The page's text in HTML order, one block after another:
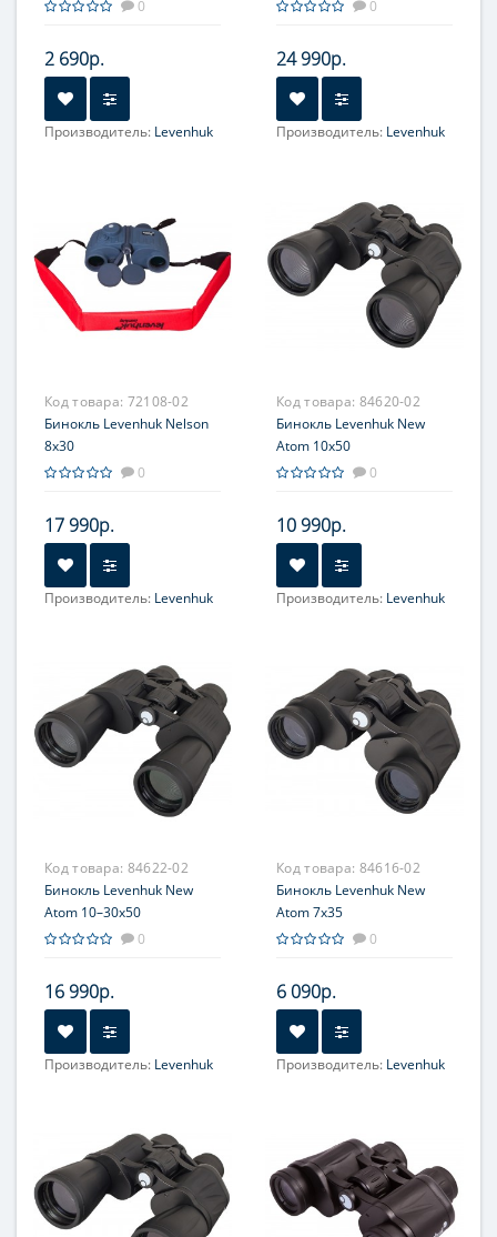
0
2 690р.
Производитель: Levenhuk
0
24 990р.
Производитель: Levenhuk
Фокусировка: Раздельная
Код товара: 72108-02
Бинокль Levenhuk Nelson
8x30
0
17 990р.
Производитель: Levenhuk
Фокусировка: Раздельная
Код товара: 84620-02
Бинокль Levenhuk New
Atom 10x50
0
10 990р.
Производитель: Levenhuk
Код товара: 84622-02
Бинокль Levenhuk New
Atom 10–30x50
0
16 990р.
Производитель: Levenhuk
Код товара: 84616-02
Бинокль Levenhuk New
Atom 7x35
0
6 090р.
Производитель: Levenhuk